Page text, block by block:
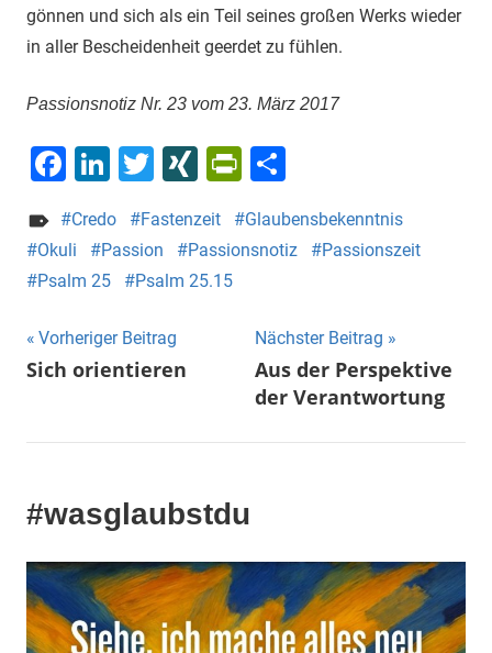
gönnen und sich als ein Teil seines großen Werks wieder
in aller Bescheidenheit geerdet zu fühlen.
Passionsnotiz Nr. 23 vom 23. März 2017
Facebook
LinkedIn
Twitter
XINGPrintFriendly
Credo Fastenzeit
Glaubensbekenntnis
Okuli
Passion Passionsnotiz
Passionszeit
Psalm 25
Psalm 25.15
Beitragsnavigation
Vorheriger Beitrag
Sich orientieren
Nächster Beitrag
Aus der Perspektive
der Verantwortung
#wasglaubstdu